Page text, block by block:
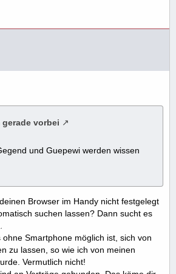
vorbei
und Guepewi werden wissen
Browser im Handy nicht festgelegt
suchen lassen? Dann sucht es
Smartphone möglich ist, sich von
zu lassen, so wie ich von meinen
Vermutlich nicht!